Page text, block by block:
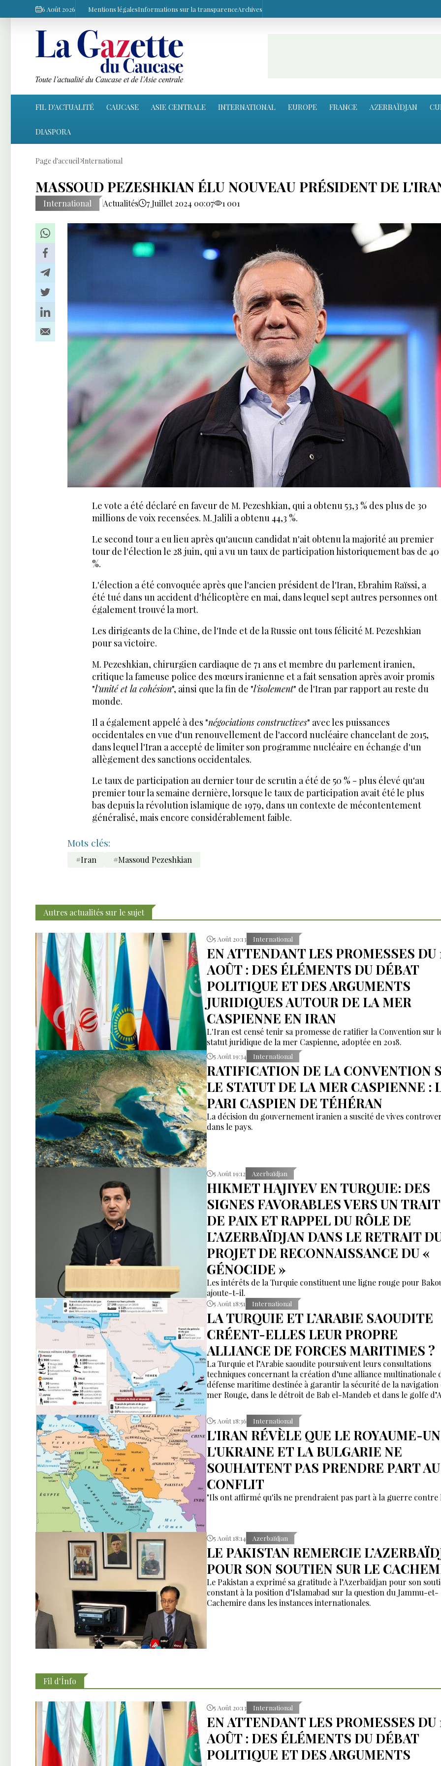
6 Août 2026 Mentions légalesInformations sur la transparenceArchives
FIL D'ACTUALITÉ CAUCASE ASIE CENTRALE INTERNATIONAL EUROPE FRANCE AZERBAÏDJAN
DIASPORA
Page d'accueil International
MASSOUD PEZESHKIAN ÉLU NOUVEAU PRÉSIDENT DE
International Actualités 7 Juillet 2024 00:07 1 001
Le vote a été déclaré en faveur de M. Pezeshkian, qui a obtenu 53,3 % des plus de 30
millions de voix recensées. M. Jalili a obtenu 44,3 %.
Le second tour a eu lieu après qu'aucun candidat n'ait obtenu la majorité au premier
tour de l'élection le 28 juin, qui a vu un taux de participation historiquement bas de 40
%.
L'élection a été convoquée après que l'ancien président de l'Iran, Ebrahim Raïssi, a
été tué dans un accident d'hélicoptère en mai, dans lequel sept autres personnes ont
également trouvé la mort.
Les dirigeants de la Chine, de l'Inde et de la Russie ont tous félicité M. Pezeshkian
pour sa victoire.
M. Pezeshkian, chirurgien cardiaque de 71 ans et membre du parlement iranien,
critique la fameuse police des mœurs iranienne et a fait sensation après avoir promis
"l'unité et la cohésion", ainsi que la fin de "l'isolement" de l'Iran par rapport au reste du
monde.
Il a également appelé à des "négociations constructives" avec les puissances
occidentales en vue d'un renouvellement de l'accord nucléaire chancelant de 2015,
dans lequel l'Iran a accepté de limiter son programme nucléaire en échange d'un
allègement des sanctions occidentales.
Le taux de participation au dernier tour de scrutin a été de 50 % - plus élevé qu'au
premier tour la semaine dernière, lorsque le taux de participation avait été le plus
bas depuis la révolution islamique de 1979, dans un contexte de mécontentement
généralisé, mais encore considérablement faible.
Mots clés:
#Iran #Massoud Pezeshkian
Autres actualités sur le sujet
5 Août 20:13 International
EN ATTENDANT LES PROMESSES DU
AOÛT : DES ÉLÉMENTS DU DÉBAT
POLITIQUE ET DES ARGUMENTS
JURIDIQUES AUTOUR DE LA MER
CASPIENNE EN IRAN
L'Iran est censé tenir sa promesse de ratifier la Convention sur
statut juridique de la mer Caspienne, adoptée en 2018.
5 Août 19:34 International
RATIFICATION DE LA CONVENTION
LE STATUT DE LA MER CASPIENNE :
PARI CASPIEN DE TÉHÉRAN
La décision du gouvernement iranien a suscité de vives
dans le pays.
5 Août 19:12 Azerbaïdjan
HIKMET HAJIYEV EN TURQUIE: DES
SIGNES FAVORABLES VERS UN
DE PAIX ET RAPPEL DU RÔLE DE
L’AZERBAÏDJAN DANS LE RETRAIT
PROJET DE RECONNAISSANCE DU «
GÉNOCIDE »
Les intérêts de la Turquie constituent une ligne rouge pour
ajoute-t-il.
5 Août 18:51 International
LA TURQUIE ET L’ARABIE SAOUDITE
CRÉENT-ELLES LEUR PROPRE
ALLIANCE DE FORCES MARITIMES ?
La Turquie et l’Arabie saoudite poursuivent leurs consultations
techniques concernant la création d’une alliance multinationale
défense maritime destinée à garantir la sécurité de la navigation
mer Rouge, dans le détroit de Bab el-Mandeb et dans le golfe
5 Août 18:36 International
L'IRAN RÉVÈLE QUE LE ROYAUME-
L'UKRAINE ET LA BULGARIE NE
SOUHAITENT PAS PRENDRE PART AU
CONFLIT
"Ils ont affirmé qu'ils ne prendraient pas part à la guerre contre
5 Août 18:14 Azerbaïdjan
LE PAKISTAN REMERCIE
POUR SON SOUTIEN SUR LE
Le Pakistan a exprimé sa gratitude à l’Azerbaïdjan pour son
constant à la position d’Islamabad sur la question du Jammu-et-
Cachemire dans les instances internationales.
Fil d'İnfo
5 Août 20:13 International
EN ATTENDANT LES PROMESSES DU
AOÛT : DES ÉLÉMENTS DU DÉBAT
POLITIQUE ET DES ARGUMENTS